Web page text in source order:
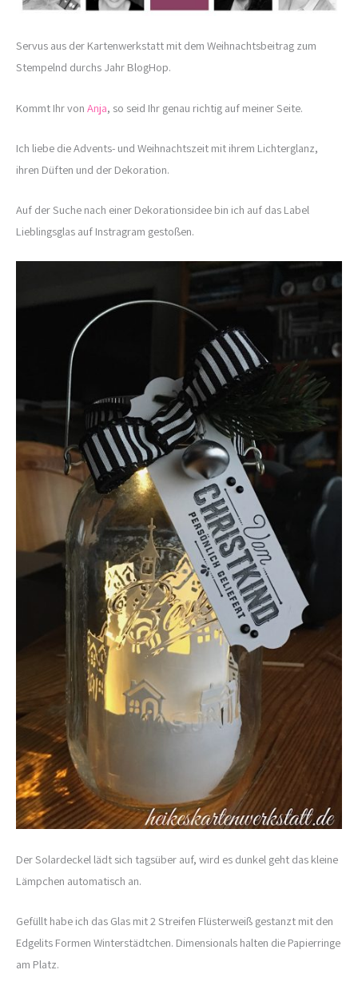
Servus aus der Kartenwerkstatt mit dem Weihnachtsbeitrag zum
Stempelnd durchs Jahr BlogHop.
Kommt Ihr von Anja, so seid Ihr genau richtig auf meiner Seite.
Ich liebe die Advents- und Weihnachtszeit mit ihrem Lichterglanz,
ihren Düften und der Dekoration.
Auf der Suche nach einer Dekorationsidee bin ich auf das Label
Lieblingsglas auf Instragram gestoßen.
Der Solardeckel lädt sich tagsüber auf, wird es dunkel geht das kleine
Lämpchen automatisch an.
Gefüllt habe ich das Glas mit 2 Streifen Flüsterweiß gestanzt mit den
Edgelits Formen Winterstädtchen. Dimensionals halten die Papierringe
am Platz.